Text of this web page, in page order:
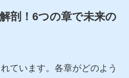
剖！6つの章で未来の
ています。各章がどのよう